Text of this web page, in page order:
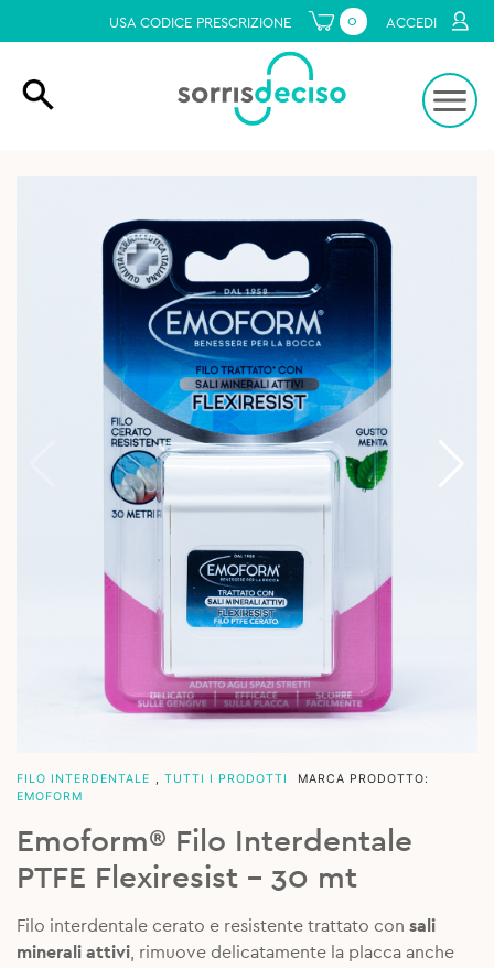
USA CODICE PRESCRIZIONE 0 ACCEDI
FILO INTERDENTALE TUTTI I PRODOTTI
MARCA PRODOTTO:
EMOFORM
Emoform® Filo Interdentale
PTFE Flexiresist – 30 mt
Filo interdentale cerato e resistente trattato con sali
minerali attivi , rimuove delicatamente la placca anche